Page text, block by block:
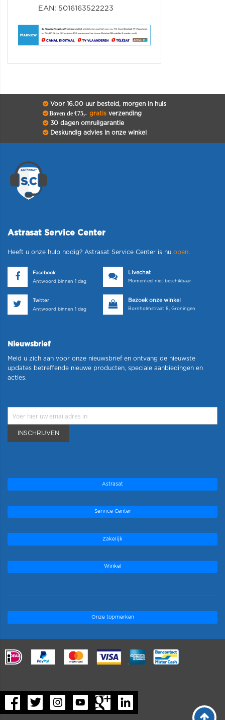
EAN: 5016163522223
Voor 16.00 uur besteld, morgen in huis
Boven de €75,- gratisverzending
30 dagen omruilgarantie
Deskundig advies in onze winkel
Astrasat Service Center
Heeft u onze hulp nodig? Astrasat Service Center is nu open.
Facebook
Antwoord binnen 1 dag
Livechat
Momenteel niet beschikbaar
Twitter
Antwoord binnen 1 dag
Bezoek onze winkel
Bornholmstraat 8, Groningen
Nieuwsbrief
Meld u zich aan voor onze nieuwsbrief en ontvang de nieuwste
updates betreffende nieuwe producten, speciale aanbiedingen en
acties.
INSCHRIJVEN
Astrasat
Service Center
Zakelijk
Winkel
Onze topmerken
.